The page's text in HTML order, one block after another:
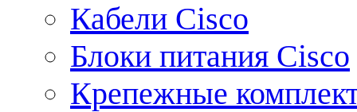
Кабели Cisco
Блоки питания Cisco
Крепежные